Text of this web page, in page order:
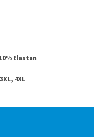
Elastan
4XL